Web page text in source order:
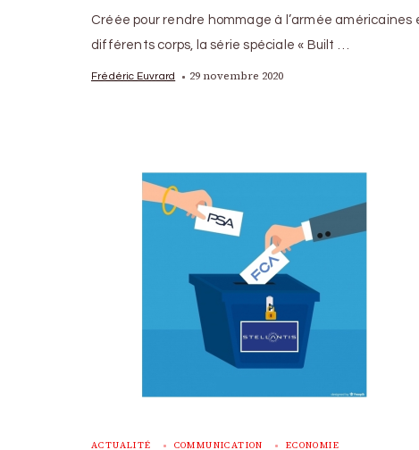
Créée pour rendre hommage à l’armée américaines
différents corps, la série spéciale « Built …
Frédéric Euvrard 29 novembre 2020
ACTUALITÉ COMMUNICATION ECONOMIE